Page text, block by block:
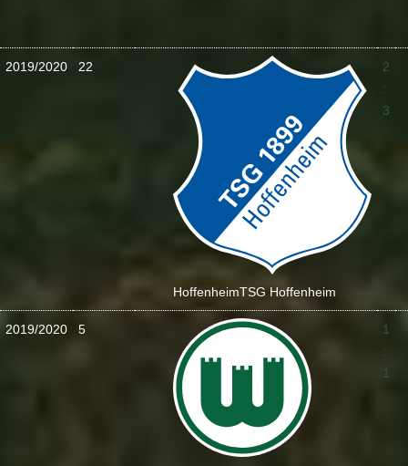
2019/2020 22
HoffenheimTSG Hoffenheim
2
:
3
2019/2020 5
1
:
1